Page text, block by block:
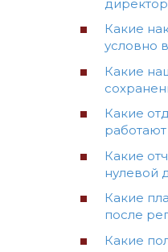
Какие
условно
Какие
Какие
Какие
нулевой
Какие
после
Какие